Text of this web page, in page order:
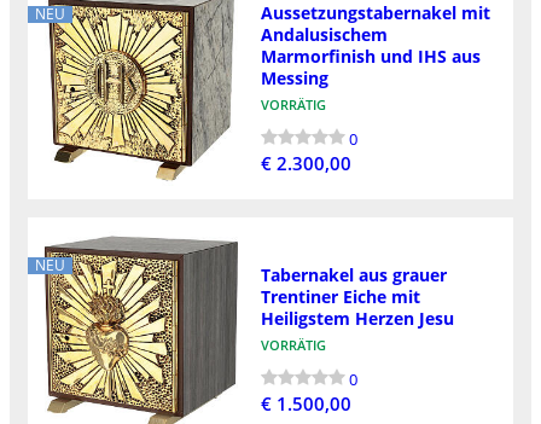
NEU
Aussetzungstabernakel mit
Andalusischem
Marmorfinish und IHS aus
Messing
VORRÄTIG
0
€ 2.300,00
NEU
Tabernakel aus grauer
Trentiner Eiche mit
Heiligstem Herzen Jesu
VORRÄTIG
0
€ 1.500,00